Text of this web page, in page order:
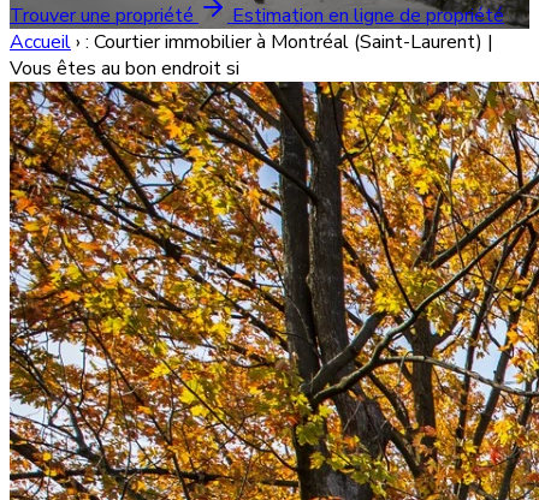
Trouver une propriété
Estimation en ligne de propriété
Accueil› : Courtier immobilier à Montréal (Saint-Laurent) |
Vous êtes au bon endroit si